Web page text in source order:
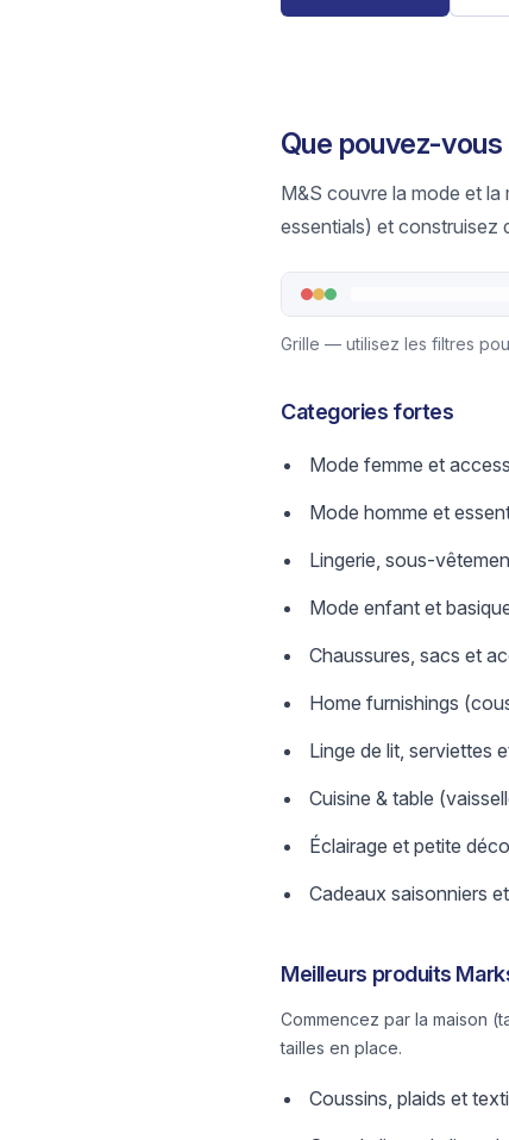
Que pouvez-
M&S couvre la mode et la
essentials) et construisez
Grille — utilisez les filtres
Categories fortes
Mode femme et
Mode homme et
Lingerie, sous-
Mode enfant et
Chaussures, sacs et
Home furnishings
Linge de lit, serviettes
Cuisine & table
Éclairage et petite
Cadeaux saisonniers
Meilleurs produits
Commencez par la maison
tailles en place.
Coussins, plaids et